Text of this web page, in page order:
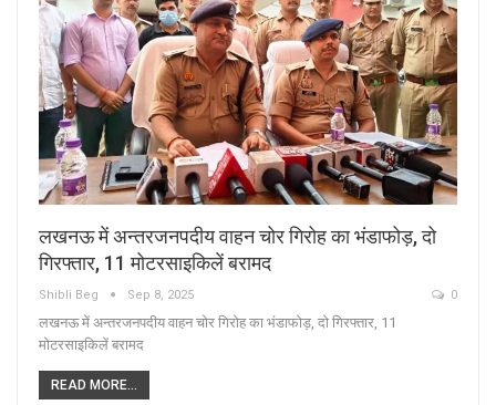
लखनऊ में अन्तरजनपदीय वाहन चोर गिरोह का भंडाफोड़, दो
गिरफ्तार, 11 मोटरसाइकिलें बरामद
Shibli Beg Sep 8, 2025 0
लखनऊ में अन्तरजनपदीय वाहन चोर गिरोह का भंडाफोड़, दो गिरफ्तार, 11
मोटरसाइकिलें बरामद
READ MORE...